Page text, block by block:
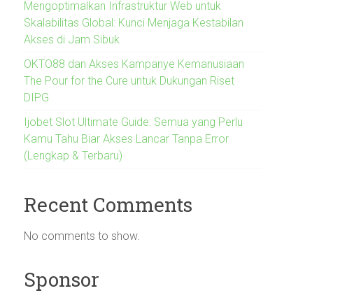
Mengoptimalkan Infrastruktur Web untuk
Skalabilitas Global: Kunci Menjaga Kestabilan
Akses di Jam Sibuk
OKTO88 dan Akses Kampanye Kemanusiaan
The Pour for the Cure untuk Dukungan Riset
DIPG
Ijobet Slot Ultimate Guide: Semua yang Perlu
Kamu Tahu Biar Akses Lancar Tanpa Error
(Lengkap & Terbaru)
Recent Comments
No comments to show.
Sponsor